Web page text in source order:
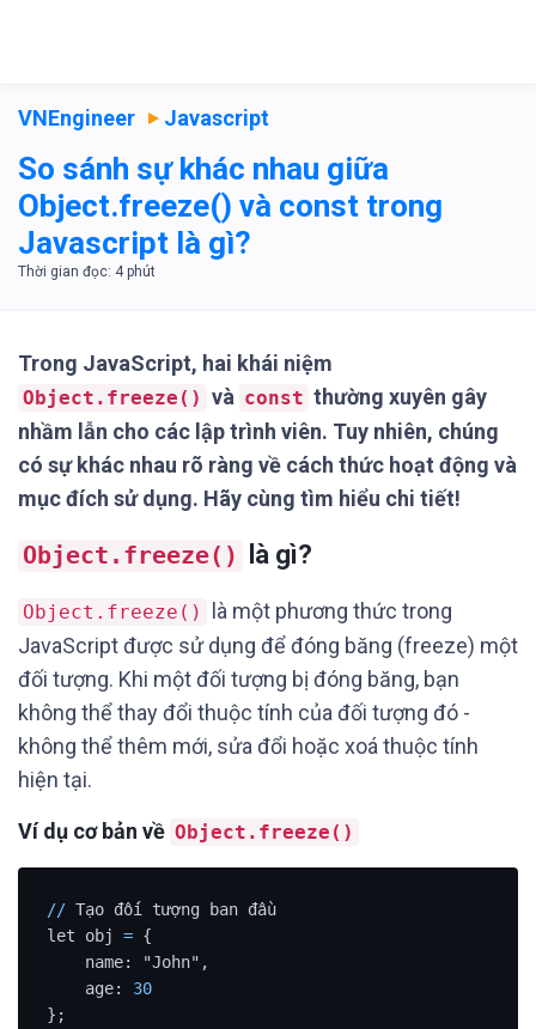
VNEngineer Javascript
So sánh sự khác nhau giữa
Object.freeze() và const trong
Javascript là gì?
Trong JavaScript, hai khái niệm
Object.freeze() và const thường xuyên gây
nhầm lẫn cho các lập trình viên. Tuy nhiên, chúng
có sự khác nhau rõ ràng về cách thức hoạt động và
mục đích sử dụng. Hãy cùng tìm hiểu chi tiết!
Object.freeze() là gì?
Object.freeze()
là một phương thức trong
JavaScript được sử dụng để đóng băng (freeze) một
đối tượng. Khi một đối tượng bị đóng băng, bạn
không thể thay đổi thuộc tính của đối tượng đó -
không thể thêm mới, sửa đổi hoặc xoá thuộc tính
hiện tại.
Ví dụ cơ bản về Object.freeze()
// Tạo đối tượng ban đầu
let obj = {
    age:
30